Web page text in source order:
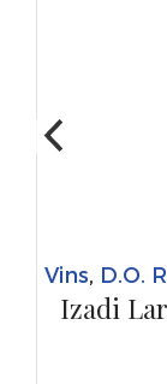
Vins, D.O.
Izadi